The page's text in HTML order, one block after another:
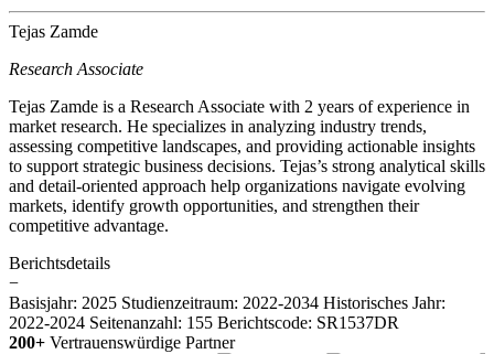
Tejas Zamde
Research Associate
Tejas Zamde is a Research Associate with 2 years of experience in
market research. He specializes in analyzing industry trends,
assessing competitive landscapes, and providing actionable insights
to support strategic business decisions. Tejas’s strong analytical skills
and detail-oriented approach help organizations navigate evolving
markets, identify growth opportunities, and strengthen their
competitive advantage.
Berichtsdetails
−
Basisjahr: 2025 Studienzeitraum: 2022-2034 Historisches Jahr:
2022-2024 Seitenanzahl: 155 Berichtscode: SR1537DR
200+ Vertrauenswürdige Partner